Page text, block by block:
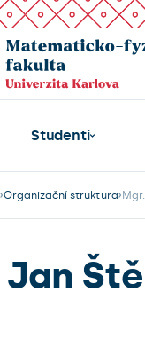
Studenti
Organizační struktura